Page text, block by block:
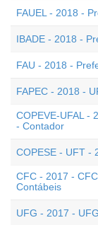
FAUEL - 2018 -
IBADE - 2018 -
FAU - 2018 -
FAPEC - 2018 -
COPEVE-UFAL -
- Contador
COPESE - UFT -
CFC - 2017 -
Contábeis
UFG - 2017 -